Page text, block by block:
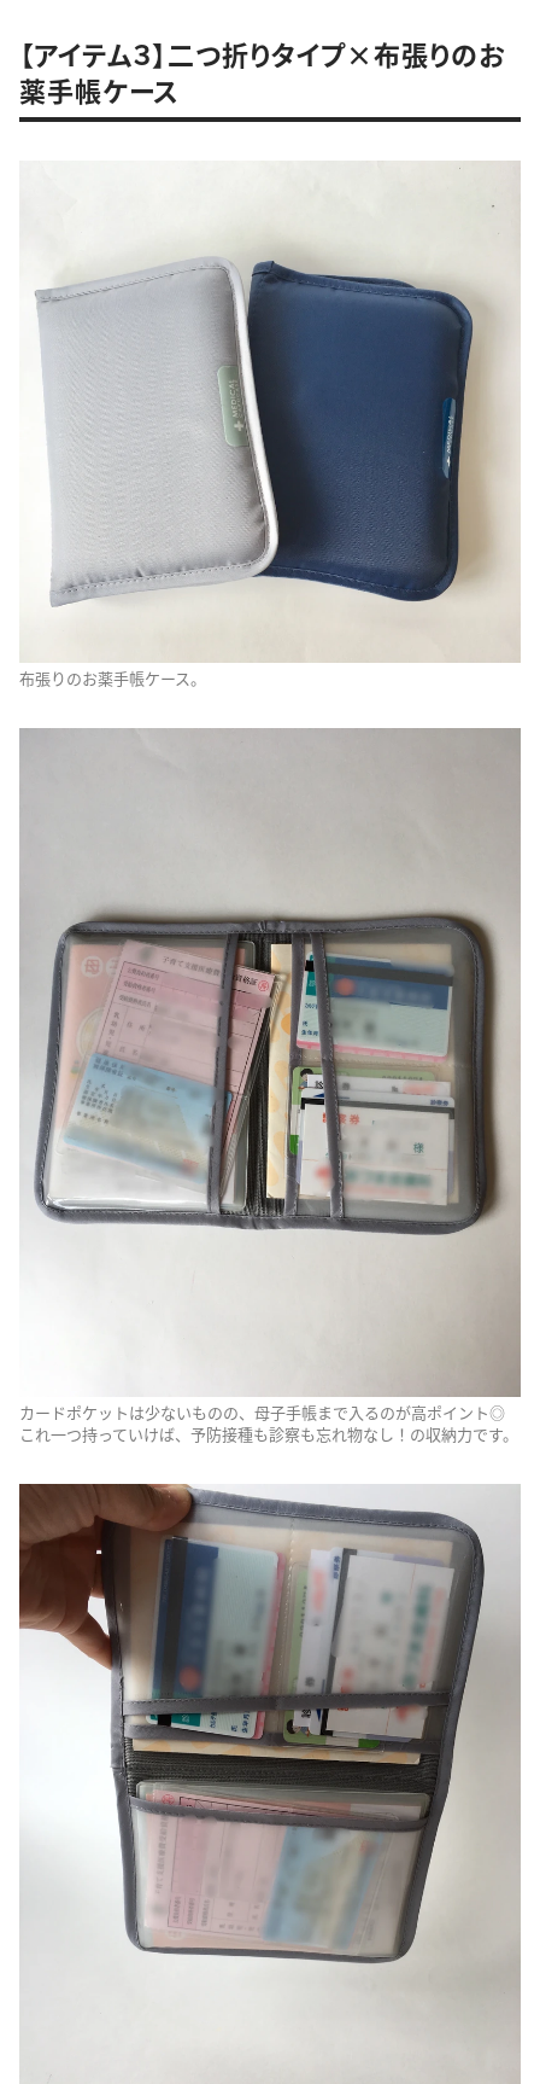
【アイテム３】二つ折りタイプ×布張りのお
薬手帳ケース
布張りのお薬手帳ケース。
カードポケットは少ないものの、母子手帳まで入るのが高ポイント◎
これ一つ持っていけば、予防接種も診察も忘れ物なし！の収納力です。